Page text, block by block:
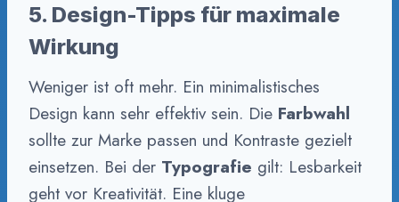
5. Design-Tipps für maximale
Wirkung
Weniger ist oft mehr. Ein minimalistisches
Design kann sehr effektiv sein. Die Farbwahl
sollte zur Marke passen und Kontraste gezielt
einsetzen. Bei der Typografie gilt: Lesbarkeit
geht vor Kreativität. Eine kluge